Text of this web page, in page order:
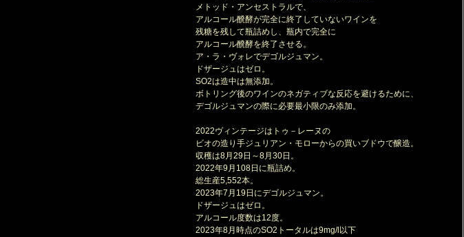
メトッド・アンセストラルで、
アルコール醗酵が完全に終了していないワインを
残糖を残して瓶詰めし、瓶内で完全に
アルコール醗酵を終了させる。
ア・ラ・ヴォレでデゴルジュマン。
ドザージュはゼロ。
SO2は造中は無添加。
ボトリング後のワインのネガティブな反応を避けるために、
デゴルジュマンの際に必要最小限のみ添加。
2022ヴィンテージはトゥ－レーヌの
ビオの造り手ジュリアン・モローからの買いブドウで醸造。
収穫は8月29日～8月30日。
2022年9月108日に瓶詰め。
総生産5,552本。
2023年7月19日にデゴルジュマン。
ドザージュはゼロ。
アルコール度数は12度。
2023年8月時点のSO2トータルは9mg/l以下